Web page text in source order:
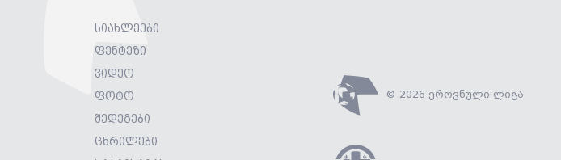
სიახლეები
ფენტეზი
ვიდეო
ფოტო
შედეგები
ცხრილები
© 2026 ეროვნული ლიგა